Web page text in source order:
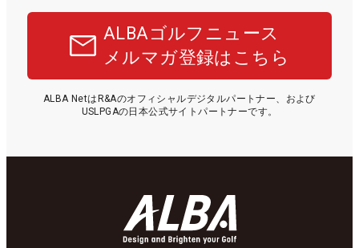
ALBAゴルフニュース
メルマガ登録はこちら
ALBA NetはR&Aのオフィシャルデジタルパートナー、および
USLPGAの日本公式サイトパートナーです。